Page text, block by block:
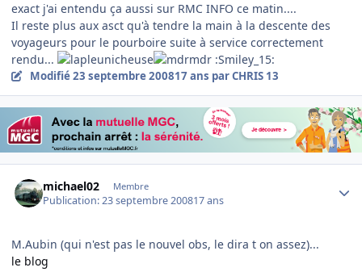
exact j'ai entendu ça aussi sur RMC INFO ce matin....
Il reste plus aux asct qu'à tendre la main à la descente des
voyageurs pour le pourboire suite à service correctement
rendu...
:Smiley_15:
Modifié23 septembre 200817 ans par CHRIS 13
michael02 Membre
Publication:23 septembre 200817 ans
M.Aubin (qui n'est pas le nouvel obs, le dira t on assez)...
le blog